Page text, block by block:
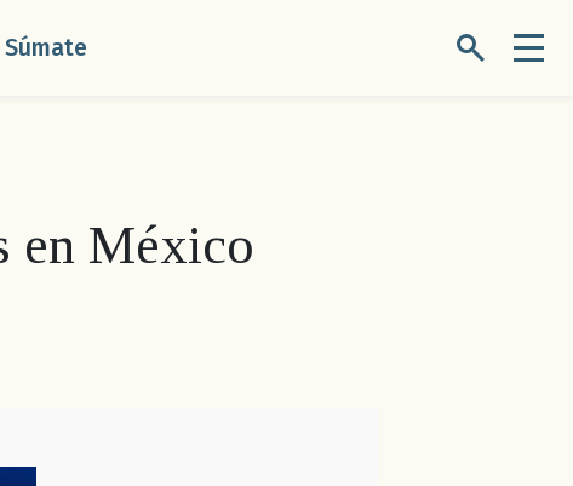
Súmate
en México